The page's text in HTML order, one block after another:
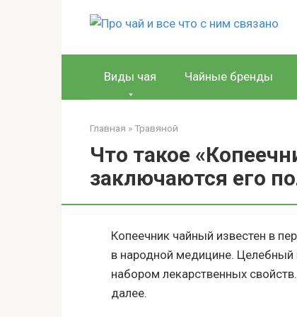
Виды чая Чайные бренды
Главная »Травяной
Что такое
заключаются его
Копеечник чайный известен в
в народной медицине. Целебный
набором лекарственных
далее.